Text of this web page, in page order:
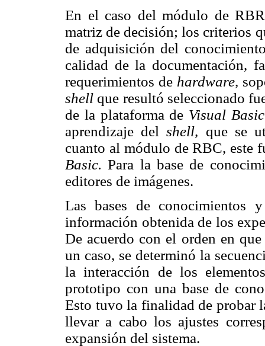
En el caso del módulo de
matriz de decisión; los criterios
de adquisición del
calidad de la documentación,
requerimientos de hardware,
shell que resultó seleccionado
de la plataforma de Visual
aprendizaje delshell, que se
cuanto al módulo de RBC, este
Basic.Para la base de
editores de imágenes.
Las bases de conocimientos
información obtenida de los
De acuerdo con el orden en
un caso, se determinó la
la interacción de los
prototipo con una base de
Esto tuvo la finalidad de probar
llevar a cabo los ajustes
expansión del sistema.